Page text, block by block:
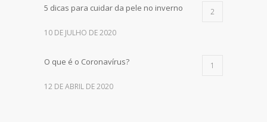
5 dicas para cuidar da pele no inverno 2
10 DE JULHO DE 2020
O que é o Coronavírus? 1
12 DE ABRIL DE 2020